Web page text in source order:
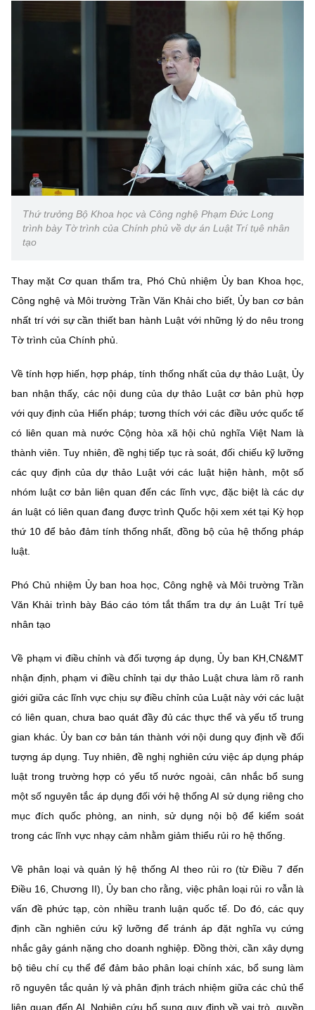
Thứ trưởng Bộ Khoa học và Công nghệ Phạm Đức Long
trình bày Tờ trình của Chính phủ về dự án Luật Trí tụê nhân
tạo
Thay mặt Cơ quan thẩm tra, Phó Chủ nhiệm Ủy ban Khoa học,
Công nghệ và Môi trường Trần Văn Khải cho biết, Ủy ban cơ bản
nhất trí với sự cần thiết ban hành Luật với những lý do nêu trong
Tờ trình của Chính phủ.
Về tính hợp hiến, hợp pháp, tính thống nhất của dự thảo Luật, Ủy
ban nhận thấy, các nội dung của dự thảo Luật cơ bản phù hợp
với quy định của Hiến pháp; tương thích với các điều ước quốc tế
có liên quan mà nước Cộng hòa xã hội chủ nghĩa Việt Nam là
thành viên. Tuy nhiên, đề nghị tiếp tục rà soát, đối chiếu kỹ lưỡng
các quy định của dự thảo Luật với các luật hiện hành, một số
nhóm luật cơ bản liên quan đến các lĩnh vực, đặc biệt là các dự
án luật có liên quan đang được trình Quốc hội xem xét tại Kỳ họp
thứ 10 để bảo đảm tính thống nhất, đồng bộ của hệ thống pháp
luật.
Phó Chủ nhiệm Ủy ban hoa học, Công nghệ và Môi trường Trần
Văn Khải trình bày Báo cáo tóm tắt thẩm tra dự án Luật Trí tụê
nhân tạo
Về phạm vi điều chỉnh và đối tượng áp dụng, Ủy ban KH,CN&MT
nhận định, phạm vi điều chỉnh tại dự thảo Luật chưa làm rõ ranh
giới giữa các lĩnh vực chịu sự điều chỉnh của Luật này với các luật
có liên quan, chưa bao quát đầy đủ các thực thể và yếu tố trung
gian khác. Ủy ban cơ bản tán thành với nội dung quy định về đối
tượng áp dụng. Tuy nhiên, đề nghị nghiên cứu việc áp dụng pháp
luật trong trường hợp có yếu tố nước ngoài, cân nhắc bổ sung
một số nguyên tắc áp dụng đối với hệ thống AI sử dụng riêng cho
mục đích quốc phòng, an ninh, sử dụng nội bộ để kiểm soát
trong các lĩnh vực nhạy cảm nhằm giảm thiểu rủi ro hệ thống.
Về phân loại và quản lý hệ thống AI theo rủi ro (từ Điều 7 đến
Điều 16, Chương II), Ủy ban cho rằng, việc phân loại rủi ro vẫn là
vấn đề phức tạp, còn nhiều tranh luận quốc tế. Do đó, các quy
định cần nghiên cứu kỹ lưỡng để tránh áp đặt nghĩa vụ cứng
nhắc gây gánh nặng cho doanh nghiệp. Đồng thời, cần xây dựng
bộ tiêu chí cụ thể để đảm bảo phân loại chính xác, bổ sung làm
rõ nguyên tắc quản lý và phân định trách nhiệm giữa các chủ thể
liên quan đến AI. Nghiên cứu bổ sung quy định về vai trò, quyền